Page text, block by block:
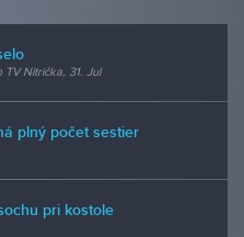
TV Nitrička, 31. Jul
plný počet sestier
pri kostole